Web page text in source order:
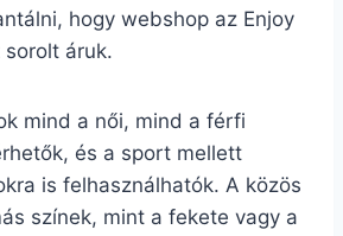
hogy webshop az Enjoy
áruk.
mind a női, mind a férfi
és a sport mellett
is felhasználhatók. A közös
színek, mint a fekete vagy a